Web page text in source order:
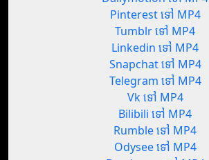
Pinterest ទៅ MP4
Tumblr ទៅ MP4
Linkedin ទៅ MP4
Snapchat ទៅ MP4
Telegram ទៅ MP4
Vk ទៅ MP4
Bilibili ទៅ MP4
Rumble ទៅ MP4
Odysee ទៅ MP4